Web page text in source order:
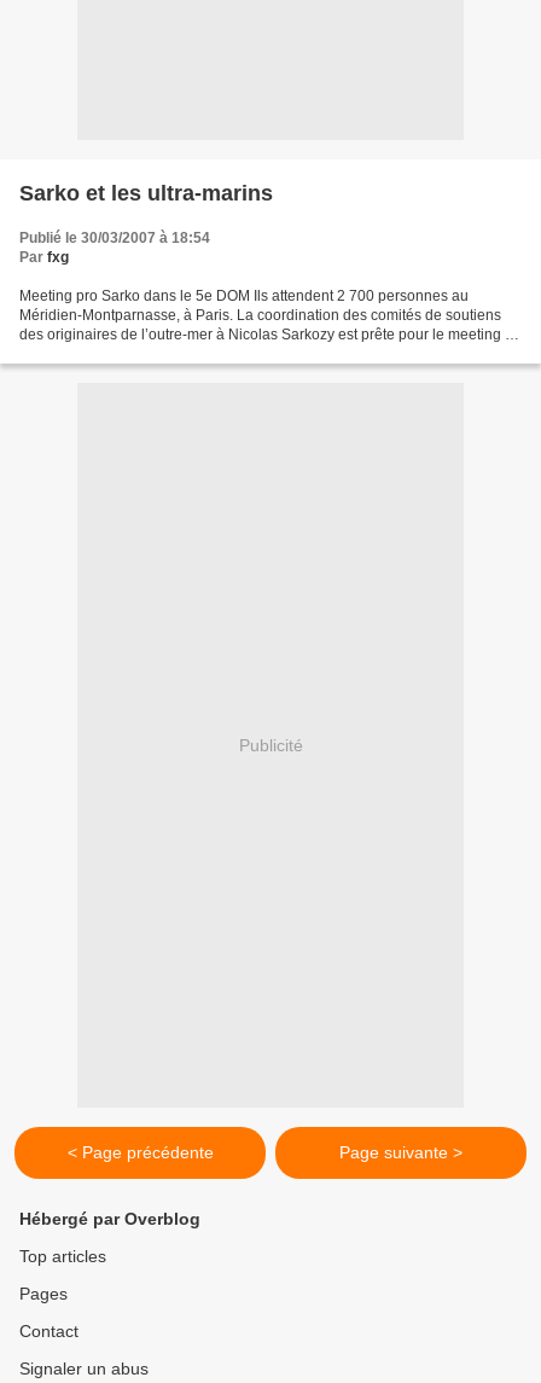
Sarko et les ultra-marins
Publié le 30/03/2007 à 18:54
Par fxg
Meeting pro Sarko dans le 5e DOM Ils attendent 2 700 personnes au
Méridien-Montparnasse, à Paris. La coordination des comités de soutiens
des originaires de l’outre-mer à Nicolas Sarkozy est prête pour le meeting de
Publicité
< Page précédente Page suivante >
Hébergé par Overblog
Top articles
Pages
Contact
Signaler un abus